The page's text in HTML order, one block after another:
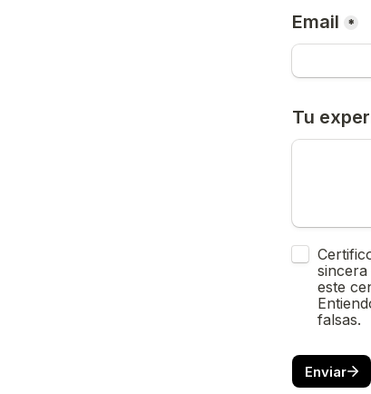
Email *
Tu
Untitled
este
falsas.
Enviar